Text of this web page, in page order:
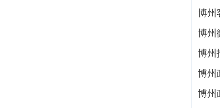
博州
博州
博州
博州
博州